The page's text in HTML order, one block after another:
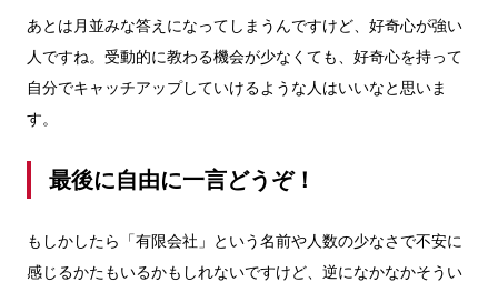
あとは月並みな答えになってしまうんですけど、好奇心が強い
人ですね。受動的に教わる機会が少なくても、好奇心を持って
自分でキャッチアップしていけるような人はいいなと思いま
す。
最後に自由に一言どうぞ！
もしかしたら「有限会社」という名前や人数の少なさで不安に
感じるかたもいるかもしれないですけど、逆になかなかそうい